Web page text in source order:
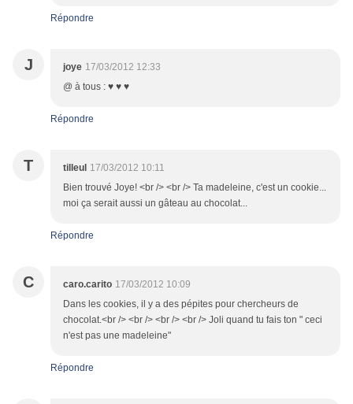
Répondre
J joye 17/03/2012 12:33
@ à tous : ♥ ♥ ♥
Répondre
T tilleul 17/03/2012 10:11
Bien trouvé Joye! <br /> <br /> Ta madeleine, c'est un cookie...
moi ça serait aussi un gâteau au chocolat...
Répondre
C caro.carito 17/03/2012 10:09
Dans les cookies, il y a des pépites pour chercheurs de
chocolat.<br /> <br /> <br /> <br /> Joli quand tu fais ton " ceci
n'est pas une madeleine"
Répondre